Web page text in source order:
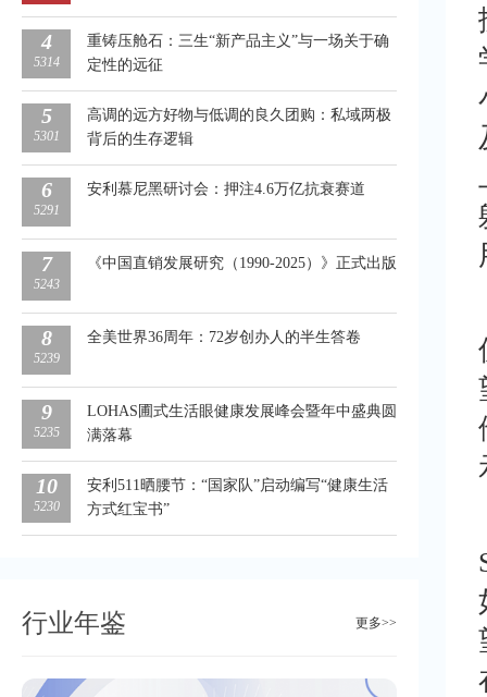
4
5314
重铸压舱石：三生“新产品主义”与一场关于确
定性的远征
5
5301
高调的远方好物与低调的良久团购：私域两极
背后的生存逻辑
6
5291
安利慕尼黑研讨会：押注4.6万亿抗衰赛道
7
5243
《中国直销发展研究（1990-2025）》正式出版
8
5239
全美世界36周年：72岁创办人的半生答卷
9
5235
LOHAS圃式生活眼健康发展峰会暨年中盛典圆
满落幕
10
5230
安利511晒腰节：“国家队”启动编写“健康生活
方式红宝书”
行业年鉴 更多>>